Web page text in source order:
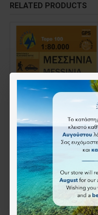
RELATED PRODUCTS
Μεσσηνία • οδικός και περιηγητικός χάρτης 1:80.000
9.50€